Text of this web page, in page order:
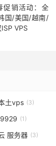
促销活动：全
国/美国/越南/
VPS
土vps (3)
(1)
服务器 (3)